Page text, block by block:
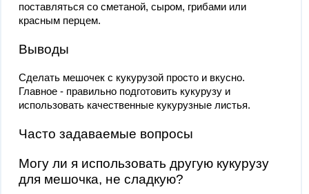
поставляться со сметаной, сыром, грибами или
красным перцем.
Выводы
Сделать мешочек с кукурузой просто и вкусно.
Главное - правильно подготовить кукурузу и
использовать качественные кукурузные листья.
Часто задаваемые вопросы
Могу ли я использовать другую кукурузу
для мешочка, не сладкую?